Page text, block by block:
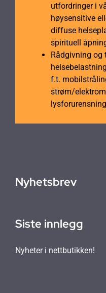
utfordringer i
høysensitive
diffuse
spirituell
Rådgivning og
f.t.
strøm/
Nyhetsbrev
Siste innlegg
Nyheter i nettbutikken!